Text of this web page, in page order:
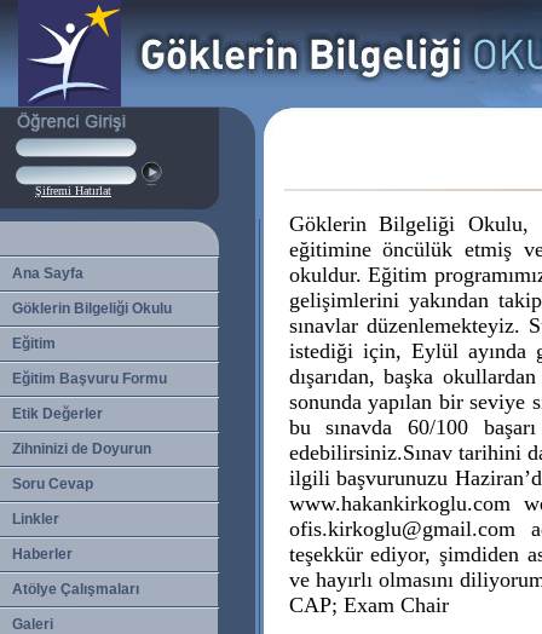
Şifremi Hatırlat
Ana Sayfa
Göklerin Bilgeliği Okulu
Eğitim
Eğitim Başvuru Formu
Etik Değerler
Zihninizi de Doyurun
Soru Cevap
Linkler
Haberler
Atölye Çalışmaları
Galeri
Göklerin Bilgeliği Okulu,
eğitimine öncülük etmiş
okuldur. Eğitim
gelişimlerini yakından
sınavlar düzenlemekteyiz.
istediği için, Eylül ayında
dışarıdan, başka
sonunda yapılan bir seviye
bu sınavda 60/100
edebilirsiniz.Sınav tarihini
ilgili başvurunuzu
www.hakankirkoglu.com
ofis.kirkoglu@gmail.com
teşekkür ediyor, şimdiden
ve hayırlı olmasını
CAP; Exam Chair